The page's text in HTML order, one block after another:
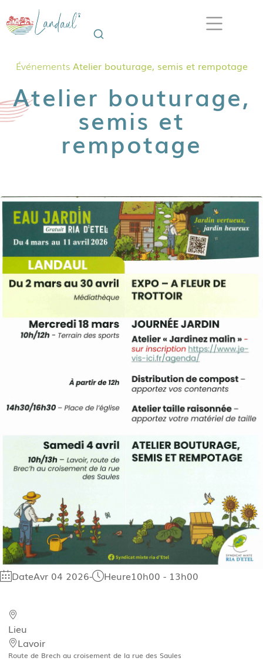
Événements Atelier bouturage, semis et rempotage
Atelier bouturage,
semis et
rempotage
DateAvr 04 2026- Heure10h00 - 13h00
Lieu
Lavoir
Route de Brech au croisement de la rue des Saules